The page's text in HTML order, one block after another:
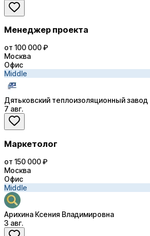
Менеджер проекта
от 100 000 ₽
Москва
Офис
Middle
Дятьковский теплоизоляционный завод
7 авг.
Маркетолог
от 150 000 ₽
Москва
Офис
Middle
Арихина Ксения Владимировна
3 авг.